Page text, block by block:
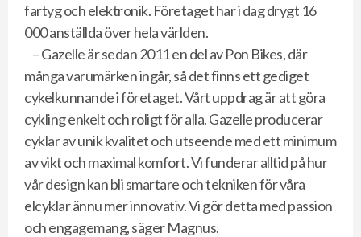
fartyg och elektronik. Företaget har i dag drygt 16
000 anställda över hela världen.
– Gazelle är sedan 2011 en del av Pon Bikes, där
många varumärken ingår, så det finns ett gediget
cykelkunnande i företaget. Vårt uppdrag är att göra
cykling enkelt och roligt för alla. Gazelle producerar
cyklar av unik kvalitet och utseende med ett minimum
av vikt och maximal komfort. Vi funderar alltid på hur
vår design kan bli smartare och tekniken för våra
elcyklar ännu mer innovativ. Vi gör detta med passion
och engagemang, säger Magnus.